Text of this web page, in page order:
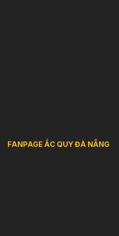
FANPAGE ẮC QUY ĐÀ NẴNG